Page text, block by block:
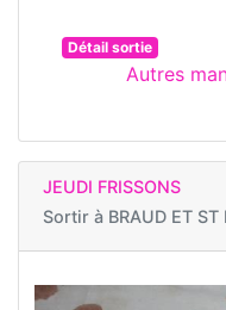
Détail sortie
Autres
JEUDI FRISSONS
Sortir à BRAUD ET